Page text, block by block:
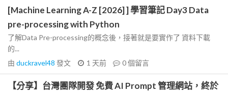
[Machine Learning A-Z [2026] ] 學習筆記 Day3 Data
pre-processing with Python
了解Data Pre-processing的概念後，接著就是要實作了 資料下載
的...
由 duckravel48 發文 1 天前 0個留言
【分享】台灣團隊開發 免費 AI Prompt 管理網站，終於